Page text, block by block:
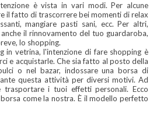
è vista in vari modi. Per alcune
il fatto di trascorrere bei momenti di relax
mangiare pasti sani, ecc. Per altri,
il rinnovamento del tuo guardaroba,
lo shopping.
in vetrina, l'intenzione di fare shopping è
e acquistarle. Che sia fatto al posto della
o nel bazar, indossare una borsa di
questa attività per diversi motivi. Ad
trasportare i tuoi effetti personali. Ecco
come la nostra. È il modello perfetto